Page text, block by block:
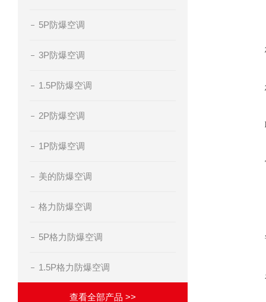
5P防爆空调
3P防爆空调
1.5P防爆空调
2P防爆空调
1P防爆空调
美的防爆空调
格力防爆空调
5P格力防爆空调
1.5P格力防爆空调
查看全部产品 >>